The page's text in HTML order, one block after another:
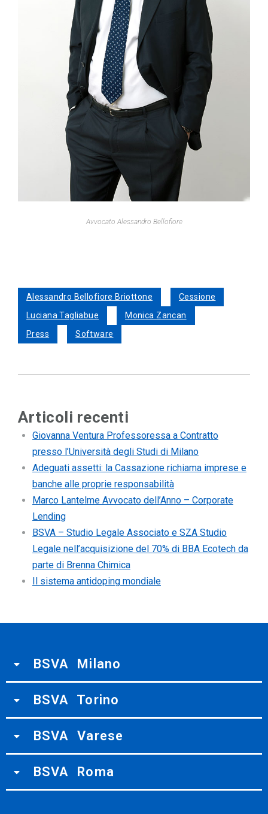
Avvocato Alessandro Bellofiore
Alessandro Bellofiore Briottone
Cessione
Luciana Tagliabue
Monica Zancan
Press
Software
Articoli recenti
Giovanna Ventura Professoressa a Contratto
presso l’Università degli Studi di Milano
Adeguati assetti: la Cassazione richiama imprese e
banche alle proprie responsabilità
Marco Lantelme Avvocato dell’Anno – Corporate
Lending
BSVA – Studio Legale Associato e SZA Studio
Legale nell’acquisizione del 70% di BBA Ecotech da
parte di Brenna Chimica
Il sistema antidoping mondiale
BSVA Milano
BSVA Torino
BSVA Varese
BSVA Roma